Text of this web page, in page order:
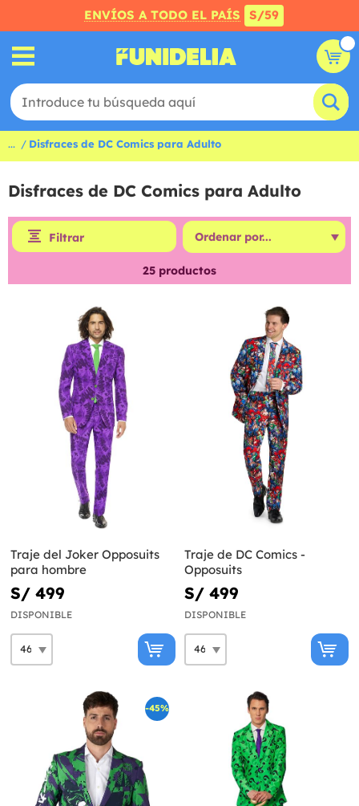
ENVÍOS A TODO EL PAÍS S/59
... Disfraces de DC Comics para Adulto
Disfraces de DC Comics para Adulto
Filtrar
25 productos
Traje del Joker Opposuits
para hombre
S/ 499
DISPONIBLE
Traje de DC Comics -
Opposuits
S/ 499
DISPONIBLE
-45%